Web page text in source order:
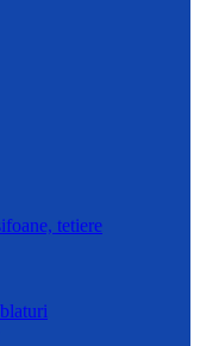
tetiere